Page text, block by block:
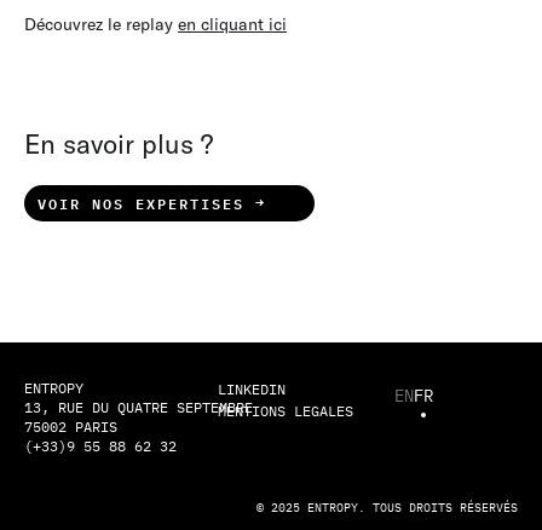
Découvrez le replay en cliquant ici
En savoir plus ?
VOIR NOS EXPERTISES
ENTROPY
13, RUE DU QUATRE SEPTEMBRE
75002 PARIS
(+33)9 55 88 62 32
ENFR
LINKEDIN
MENTIONS LEGALES
© 2025 ENTROPY. TOUS DROITS RÉSERVÉS